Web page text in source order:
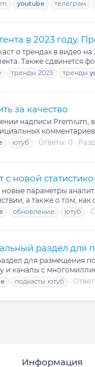
youtube телеграм
в 2023 году.
о трендах в видео
Также сдвинется
тренды 2023 тренды
за качество
надписи Premium,
комментариев
ютуб Ответы: 0
с новой
параметры
а также о том,
обновление ютуб
раздел для
для размещения
каналы с
подкасты ютуб
Информация